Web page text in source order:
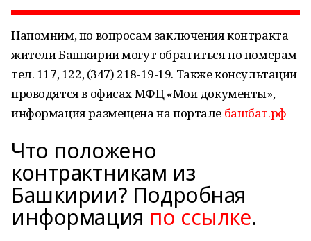
Напомним, по вопросам заключения контракта
жители Башкирии могут обратиться по номерам
тел. 117, 122, (347) 218-19-19. Также консультации
проводятся в офисах МФЦ «Мои документы»,
информация размещена на портале башбат.рф
Что положено
контрактникам из
Башкирии? Подробная
информация по ссылке.